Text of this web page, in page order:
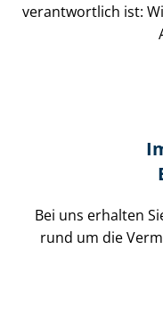
verantwortlich ist:
Bei uns erhalten
rund um die